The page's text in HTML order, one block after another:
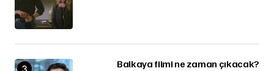
Balkaya filmi ne zaman çıkacak?